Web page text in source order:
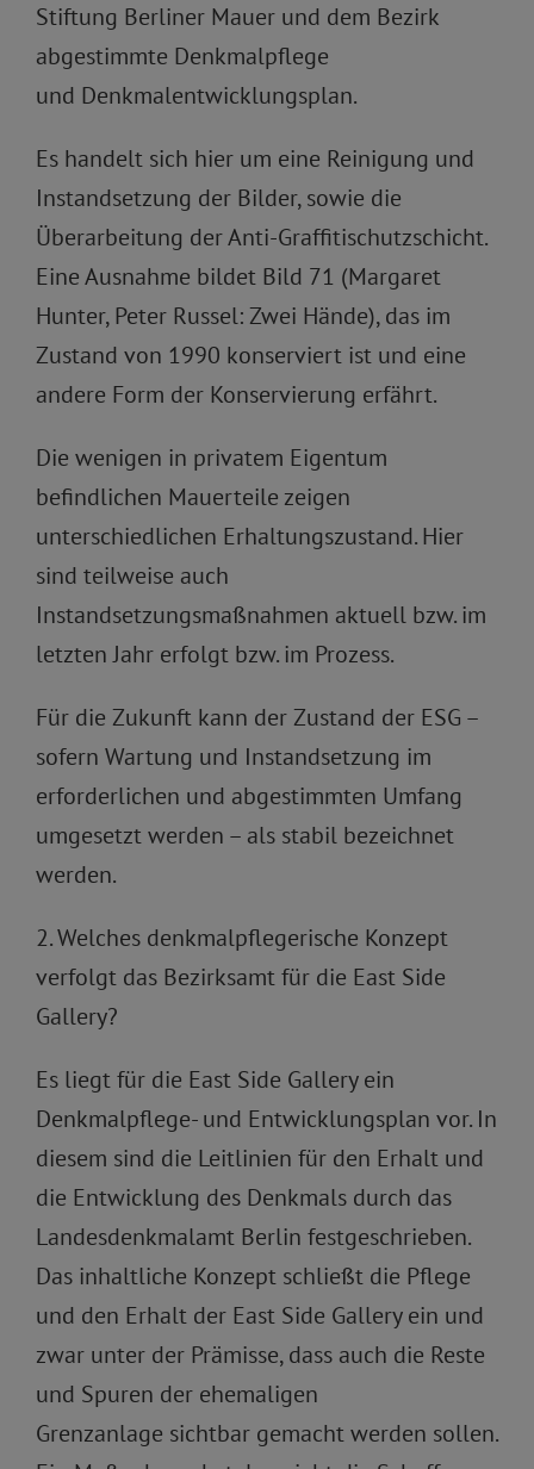
Stiftung Berliner Mauer und dem Bezirk
abgestimmte Denkmalpflege
und Denkmalentwicklungsplan.
Es handelt sich hier um eine Reinigung und
Instandsetzung der Bilder, sowie die
Überarbeitung der Anti-Graffitischutzschicht.
Eine Ausnahme bildet Bild 71 (Margaret
Hunter, Peter Russel: Zwei Hände), das im
Zustand von 1990 konserviert ist und eine
andere Form der Konservierung erfährt.
Die wenigen in privatem Eigentum
befindlichen Mauerteile zeigen
unterschiedlichen Erhaltungszustand. Hier
sind teilweise auch
Instandsetzungsmaßnahmen aktuell bzw. im
letzten Jahr erfolgt bzw. im Prozess.
Für die Zukunft kann der Zustand der ESG –
sofern Wartung und Instandsetzung im
erforderlichen und abgestimmten Umfang
umgesetzt werden – als stabil bezeichnet
werden.
2. Welches denkmalpflegerische Konzept
verfolgt das Bezirksamt für die East Side
Gallery?
Es liegt für die East Side Gallery ein
Denkmalpflege- und Entwicklungsplan vor. In
diesem sind die Leitlinien für den Erhalt und
die Entwicklung des Denkmals durch das
Landesdenkmalamt Berlin festgeschrieben.
Das inhaltliche Konzept schließt die Pflege
und den Erhalt der East Side Gallery ein und
zwar unter der Prämisse, dass auch die Reste
und Spuren der ehemaligen
Grenzanlage sichtbar gemacht werden sollen.